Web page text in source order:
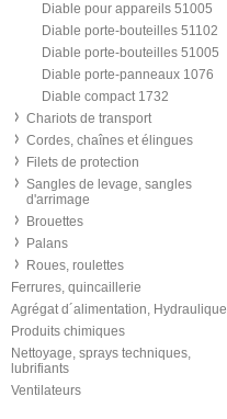
Diable pour appareils 51005
Diable porte-bouteilles 51102
Diable porte-bouteilles 51005
Diable porte-panneaux 1076
Diable compact 1732
Chariots de transport
Cordes, chaînes et élingues
Filets de protection
Sangles de levage, sangles
d'arrimage
Brouettes
Palans
Roues, roulettes
Ferrures, quincaillerie
Agrégat d´alimentation, Hydraulique
Produits chimiques
Nettoyage, sprays techniques,
lubrifiants
Ventilateurs